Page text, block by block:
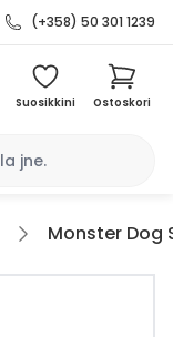
(+358) 50 301 1239
Suosikkini Ostoskori
Monster Dog